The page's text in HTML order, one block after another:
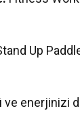
Up
ve enerjinizi